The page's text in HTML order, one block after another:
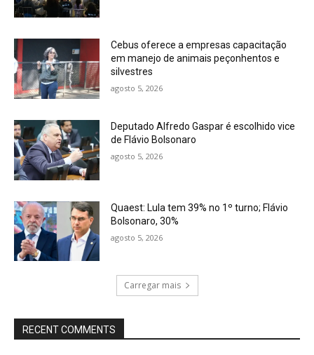
Cebus oferece a empresas capacitação
em manejo de animais peçonhentos e
silvestres
agosto 5, 2026
Deputado Alfredo Gaspar é escolhido vice
de Flávio Bolsonaro
agosto 5, 2026
Quaest: Lula tem 39% no 1º turno; Flávio
Bolsonaro, 30%
agosto 5, 2026
Carregar mais
RECENT COMMENTS